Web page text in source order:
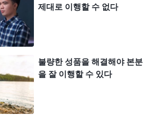
으며, 심지어 팀 내 형제자매들이
후 볼멘소리할 때도 팀장으로서
제를 해결하지 않았을 뿐만 아니
화뇌동했습니다. 영상 사역이 얼
자매들이 얼마나 힘들든 그게 저
굴면서 육적인 편안함을 누리고
려고만 했습니다. 결국 저희가 제
제대로 이행할 수 없다
불량한 성품을 해결해야 본분
을 잘 이행할 수 있다